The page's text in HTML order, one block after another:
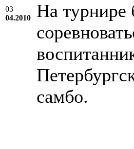
03
04.2010
На турнире
самбо.